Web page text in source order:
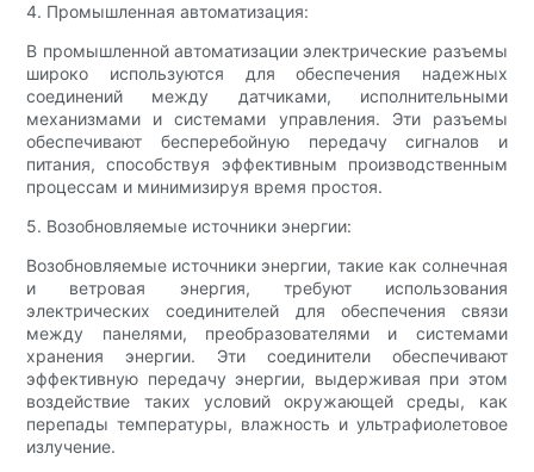
4. Промышленная автоматизация:
В промышленной автоматизации электрические разъемы
широко используются для обеспечения надежных
соединений между датчиками, исполнительными
механизмами и системами управления. Эти разъемы
обеспечивают бесперебойную передачу сигналов и
питания, способствуя эффективным производственным
процессам и минимизируя время простоя.
5. Возобновляемые источники энергии:
Возобновляемые источники энергии, такие как солнечная
и ветровая энергия, требуют использования
электрических соединителей для обеспечения связи
между панелями, преобразователями и системами
хранения энергии. Эти соединители обеспечивают
эффективную передачу энергии, выдерживая при этом
воздействие таких условий окружающей среды, как
перепады температуры, влажность и ультрафиолетовое
излучение.